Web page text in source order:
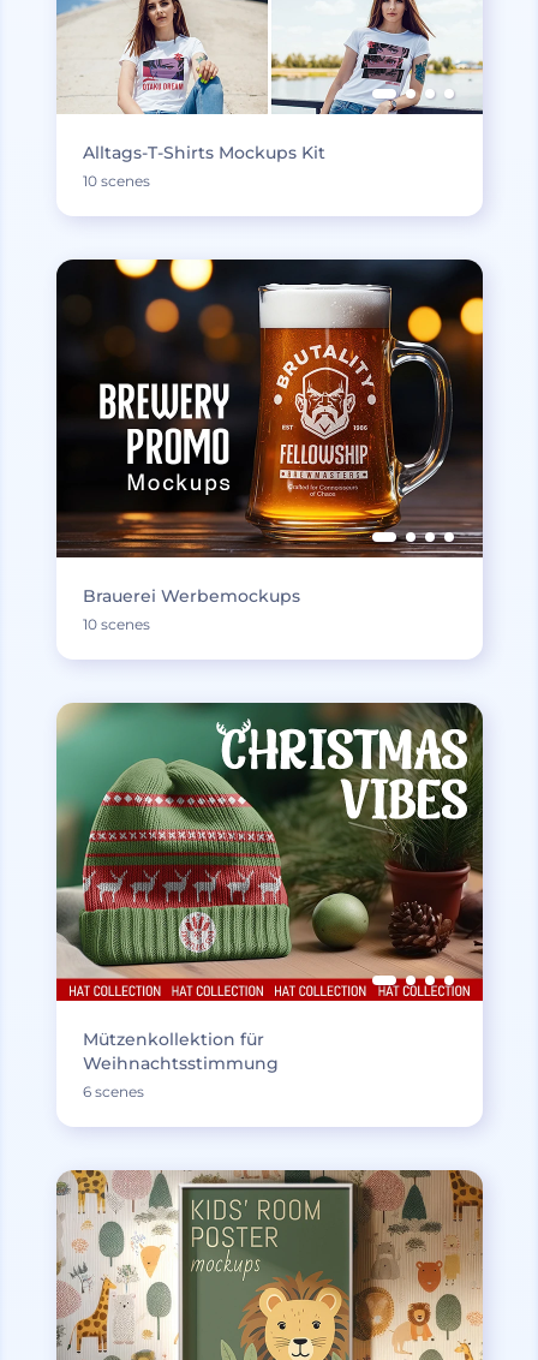
Alltags-T-Shirts Mockups Kit
10 scenes
Brauerei Werbemockups
10 scenes
Mützenkollektion für
Weihnachtsstimmung
6 scenes